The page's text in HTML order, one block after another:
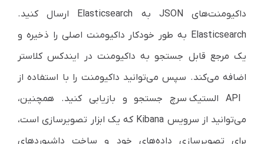
داکیومنت‌هایJSON به Elasticsearch ارسال کنید.
Elasticsearch به طور خودکار داکیومنت اصلی را ذخیره و
یک مرجع قابل جستجو به داکیومنت در ایندکس کلاستر
اضافه می‌کند. سپس می‌توانید داکیومنت را با استفاده از
سرچ جستجو و بازیابی کنید. همچنین،
می‌توانید از سرویس Kibana که یک ابزار تصویرسازی است،
برای تصویرسازی داده‌های خود و ساخت داشبوردهای